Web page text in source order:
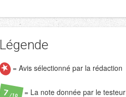
Légende
= Avis sélectionné par la rédaction
7/10 = La note donnée par le testeur